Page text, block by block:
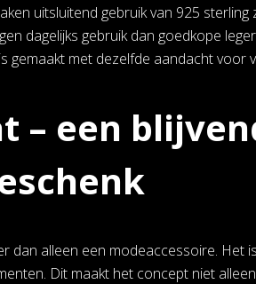
uitsluitend gebruik van 925
dagelijks gebruik dan goedkope
gemaakt met dezelfde aandacht voor
– een
dan alleen een modeaccessoire.
Dit maakt het concept niet